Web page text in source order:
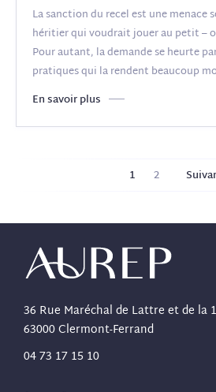
La sanction du recel est une menace
héritier qui voudrait jouer au petit –
Pour autant, la demande se heurte
pratiques qui la rendent beaucoup
jurisprudence
En savoir plus
des
publications
1 2
36 Rue Maréchal de Lattre et de la
63000 Clermont-Ferrand
04 73 17 15 10